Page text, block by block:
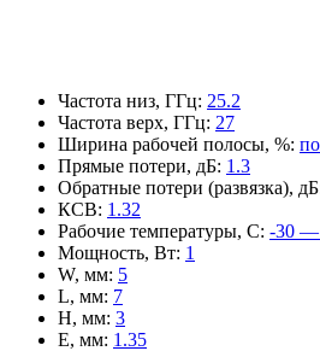
Частота низ, ГГц: 25.2
Частота верх, ГГц: 27
Ширина рабочей полосы, %:
Прямые потери, дБ: 1.3
Обратные потери (развязка), дБ
КСВ: 1.32
Рабочие температуры, С: -30 —
Мощность, Вт: 1
W, мм: 5
L, мм: 7
H, мм: 3
E, мм: 1.35